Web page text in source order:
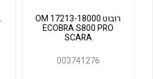
רובוט OM 17213-18000
ECOBRA S800 PRO
SCARA
003741276